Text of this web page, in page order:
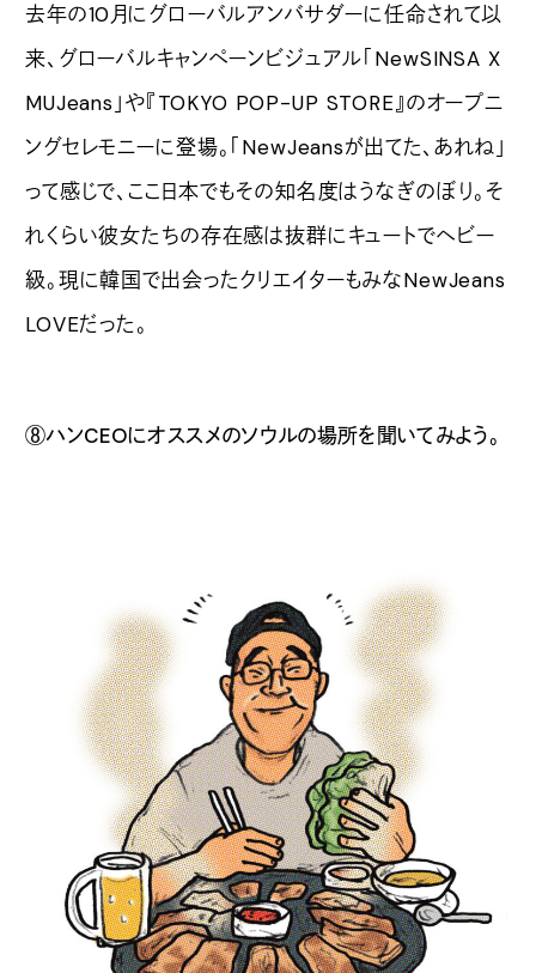
去年の10月にグローバルアンバサダーに任命されて以
来、グローバルキャンペーンビジュアル「NewSINSA X
MUJeans」や『TOKYO POP-UP STORE』のオープニ
ングセレモニーに登場。「NewJeansが出てた、あれね」
って感じで、ここ日本でもその知名度はうなぎのぼり。そ
れくらい彼女たちの存在感は抜群にキュートでヘビー
級。現に韓国で出会ったクリエイターもみなNewJeans
LOVEだった。
⑧ハンCEOにオススメのソウルの場所を聞いてみよう。